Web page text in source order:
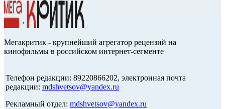
Мегакритик - крупнейший агрегатор рецензий на
кинофильмы в российском интернет-сегменте
Телефон редакции: 89220866202, электронная почта
редакции: mdshvetsov@yandex.ru
Рекламный отдел: mdshvetsov@yandex.ru